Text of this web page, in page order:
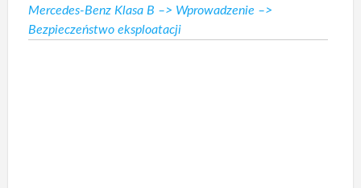
Mercedes-Benz Klasa B –> Wprowadzenie –>
Bezpieczeństwo eksploatacji